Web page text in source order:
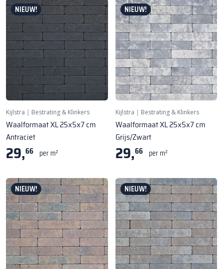
NIEUW!
Kijlstra | Bestrating & Klinkers
Waalformaat XL 25x5x7 cm
Antraciet
29,66 per m²
NIEUW!
Kijlstra | Bestrating & Klinkers
Waalformaat XL 25x5x7 cm
Grijs/Zwart
29,66 per m²
NIEUW! NIEUW!